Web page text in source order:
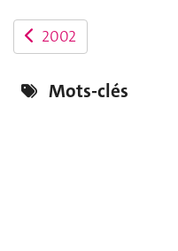
2002
Mots-clés